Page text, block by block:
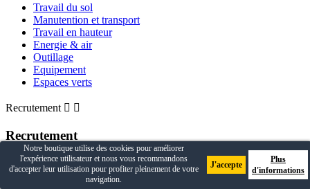
Notre boutique utilise des cookies pour améliorer
l'expérience utilisateur et nous vous recommandons
d'accepter leur utilisation pour profiter pleinement de votre
navigation.
J'accepte
Plus
d'informations
Travail du sol
Manutention et transport
Travail en hauteur
Energie & air
Outillage
Equipement
Espaces verts
Recrutement  
Recrutement
Rejoignez-nous
© 2026 - AXEL LOCATION : Webdesign par